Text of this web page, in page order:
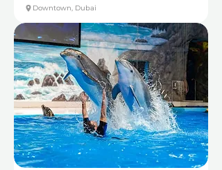
Downtown, Dubai